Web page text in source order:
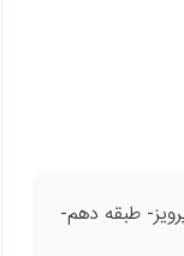
طبقه دهم-